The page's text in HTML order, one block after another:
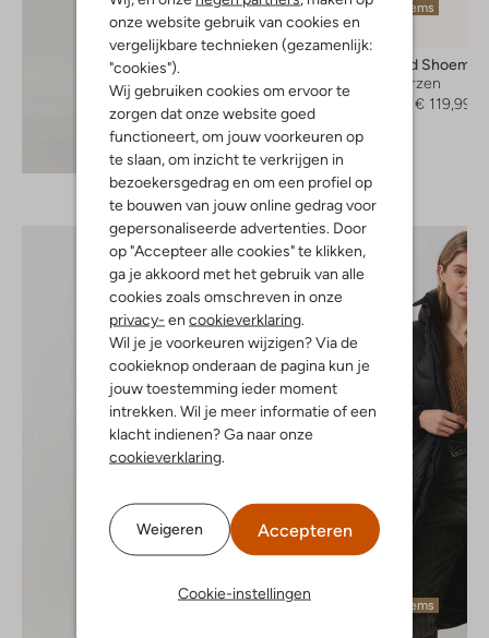
onze website gebruik van cookies en
vergelijkbare technieken (gezamenlijk:
"cookies").
Wij gebruiken cookies om ervoor te
zorgen dat onze website goed
functioneert, om jouw voorkeuren op
te slaan, om inzicht te verkrijgen in
bezoekersgedrag en om een profiel op
te bouwen van jouw online gedrag voor
gepersonaliseerde advertenties. Door
op "Accepteer alle cookies" te klikken,
ga je akkoord met het gebruik van alle
cookies zoals omschreven in onze
privacy- en cookieverklaring
Wil je je voorkeuren wijzigen? Via de
cookieknop onderaan de pagina kun je
jouw toestemming ieder moment
intrekken. Wil je meer informatie of een
klacht indienen? Ga naar onze
cookieverklaring
Weigeren Accepteren
Cookie-instellingen
Ontdek de look
Laatste items
-50%
Vagabond
Hoge laarzen
€ 119,99
Laatste items